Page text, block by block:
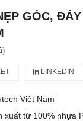
GÓC,
)
LINKEDIN
Việt Nam
xuất từ 100% nhựa